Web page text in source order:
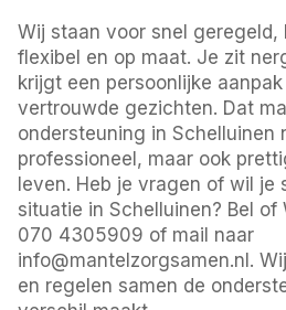
Wij staan voor snel
flexibel en op maat. Je zit
krijgt een persoonlijke
vertrouwde gezichten. Dat
ondersteuning in Schelluinen
professioneel, maar ook
leven. Heb je vragen of wil je
situatie in Schelluinen? Bel of
070 4305909 of mail naar
info@mantelzorgsamen.nl.
en regelen samen de